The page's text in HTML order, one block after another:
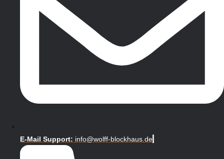
E-Mail Support: info@wolff-blockhaus.de